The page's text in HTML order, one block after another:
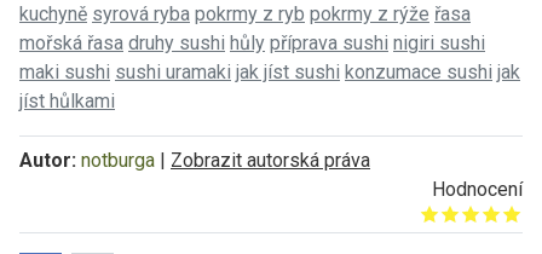
kuchyně syrová ryba pokrmy z ryb pokrmy z rýže řasa
mořská řasa druhy sushi hůly příprava sushi nigiri sushi
maki sushi sushi uramaki jak jíst sushi konzumace sushi jak
jíst hůlkami
Autor: notburga | Zobrazit autorská práva
Hodnocení
Give it 1/5
Give it 2/5
Give it 3/5
Give it 4/5
Give it 5/5